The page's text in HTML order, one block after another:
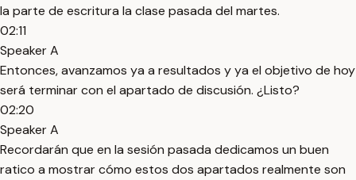
la parte de escritura la clase pasada del martes.
02:11
Speaker A
Entonces, avanzamos ya a resultados y ya el objetivo de hoy
será terminar con el apartado de discusión. ¿Listo?
02:20
Speaker A
Recordarán que en la sesión pasada dedicamos un buen
ratico a mostrar cómo estos dos apartados realmente son